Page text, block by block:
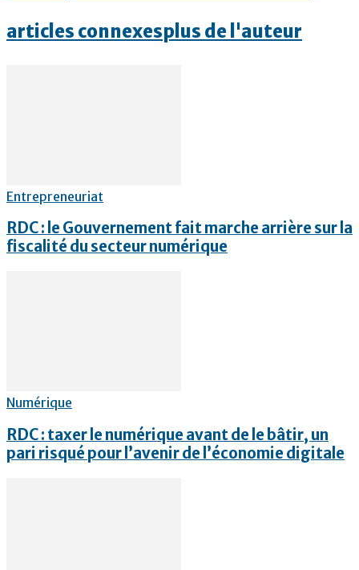
articles connexesplus de l'auteur
Entrepreneuriat
RDC : le Gouvernement fait marche arrière sur la
fiscalité du secteur numérique
Numérique
RDC : taxer le numérique avant de le bâtir, un
pari risqué pour l’avenir de l’économie digitale